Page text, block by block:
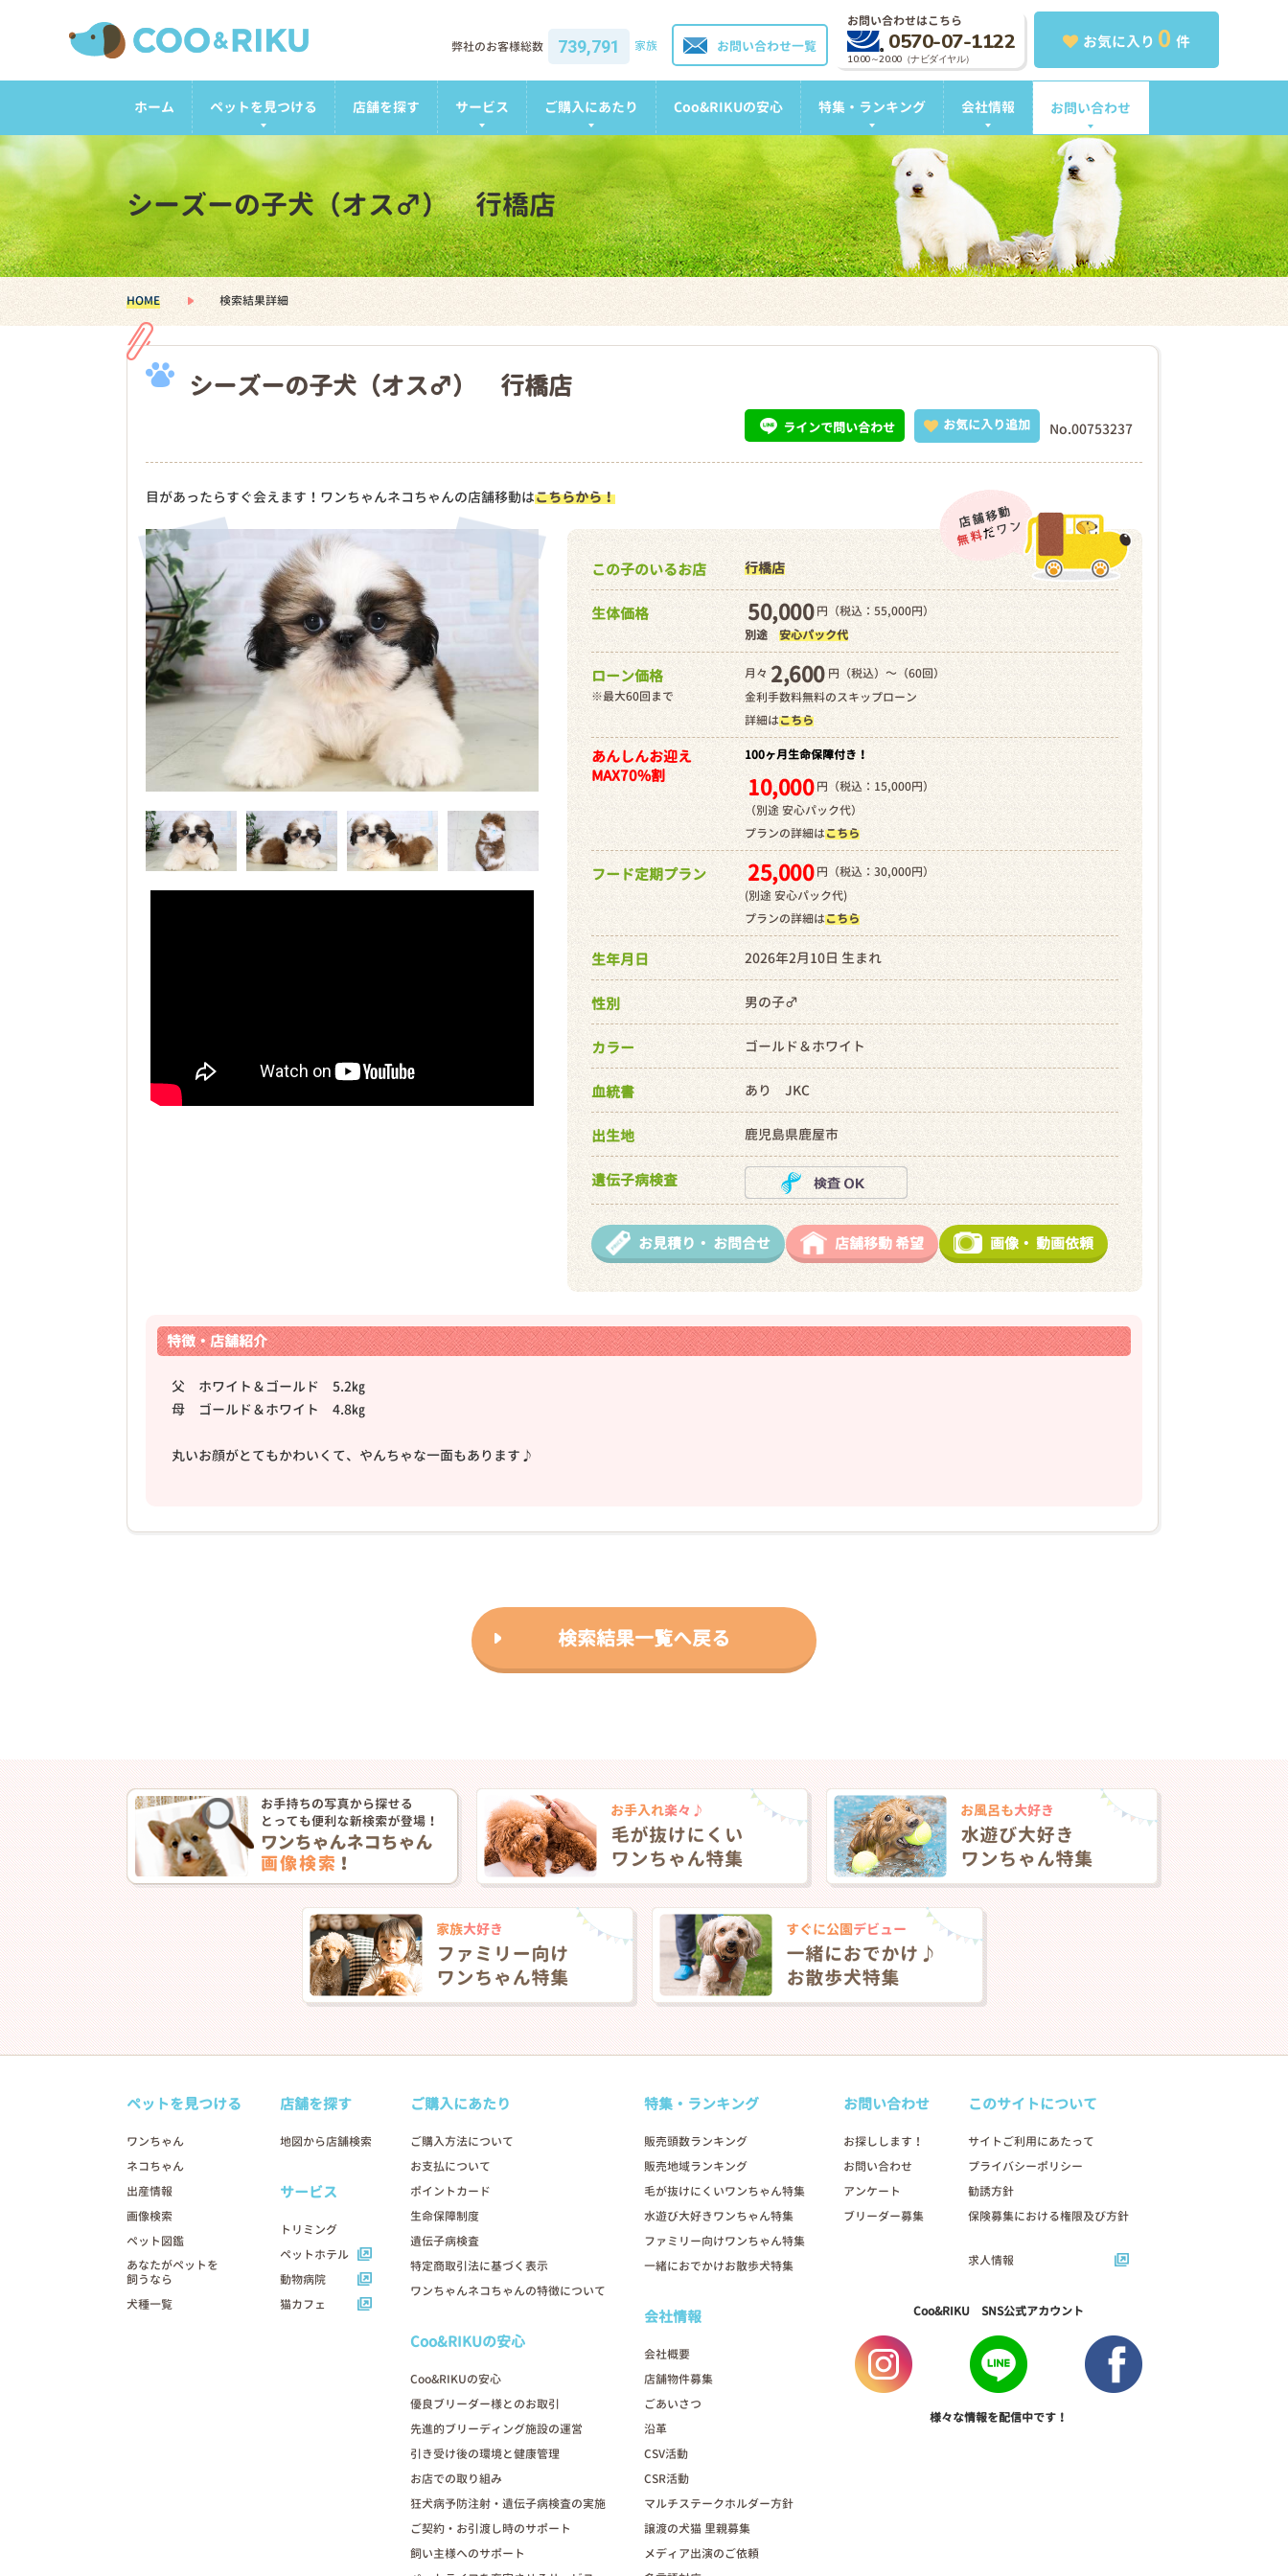
お気に入り 0 件
お問い合わせはこちら
0570-07-1122
10:00～20:00（ナビダイヤル）
お問い合わせ一覧
弊社のお客様総数 739,791 家族
ホーム ペットを見つける 店舗を探す サービス ご購入にあたり Coo&RIKUの安心 特集・ランキング 会社情報 お問い合わせ
シーズーの子犬（オス♂） 行橋店
HOME 検索結果詳細
シーズーの子犬（オス♂） 行橋店
No.00753237
お気に入り追加
ラインで問い合わせ
目があったらすぐ会えます！ワンちゃんネコちゃんの店舗移動はこちらから！
この子のいるお店 行橋店
生体価格 50,000円（税込：55,000円）
別途 安心パック代
ローン価格
※最大60回まで
月々 2,600 円（税込）～（60回）
金利手数料無料のスキップローン
詳細はこちら
あんしんお迎え
MAX70%割
100ヶ月生命保障付き！
10,000 円（税込：15,000円）
（別途 安心パック代）
プランの詳細はこちら
フード定期プラン 25,000 円（税込：30,000円）
(別途 安心パック代)
プランの詳細はこちら
生年月日 2026年2月10日 生まれ
性別 男の子♂
カラー ゴールド＆ホワイト
血統書 あり JKC
出生地 鹿児島県鹿屋市
遺伝子病検査
お見積り・ お問合せ 店舗移動希望 画像・ 動画依頼
特徴・店舗紹介
父 ホワイト＆ゴールド 5.2㎏
母 ゴールド＆ホワイト 4.8㎏
丸いお顔がとてもかわいくて、やんちゃな一面もあります♪
検索結果一覧へ戻る
ペットを見つける
ワンちゃん
ネコちゃん
出産情報
画像検索
ペット図鑑
あなたがペットを
飼うなら
犬種一覧
店舗を探す
地図から店舗検索
サービス
トリミング
ペットホテル
動物病院
猫カフェ
ご購入にあたり
ご購入方法について
お支払について
ポイントカード
生命保障制度
遺伝子病検査
特定商取引法に基づく表示
ワンちゃんネコちゃんの特徴について
Coo&RIKUの安心
Coo&RIKUの安心
優良ブリーダー様とのお取引
先進的ブリーディング施設の運営
引き受け後の環境と健康管理
お店での取り組み
狂犬病予防注射・遺伝子病検査の実施
ご契約・お引渡し時のサポート
飼い主様へのサポート
特集・ランキング
販売頭数ランキング
販売地域ランキング
毛が抜けにくいワンちゃん特集
水遊び大好きワンちゃん特集
ファミリー向けワンちゃん特集
一緒におでかけお散歩犬特集
会社情報
会社概要
店舗物件募集
ごあいさつ
沿革
CSV活動
CSR活動
マルチステークホルダー方針
譲渡の犬猫 里親募集
メディア出演のご依頼
お問い合わせ
お探しします！
お問い合わせ
アンケート
ブリーダー募集
このサイトについて
サイトご利用にあたって
プライバシーポリシー
勧誘方針
保険募集における権限及び方針
求人情報
Coo&RIKU SNS公式アカウント
様々な情報を配信中です！